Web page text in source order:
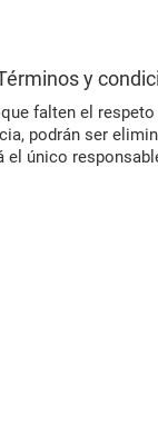
y
falten el
podrán ser
el único